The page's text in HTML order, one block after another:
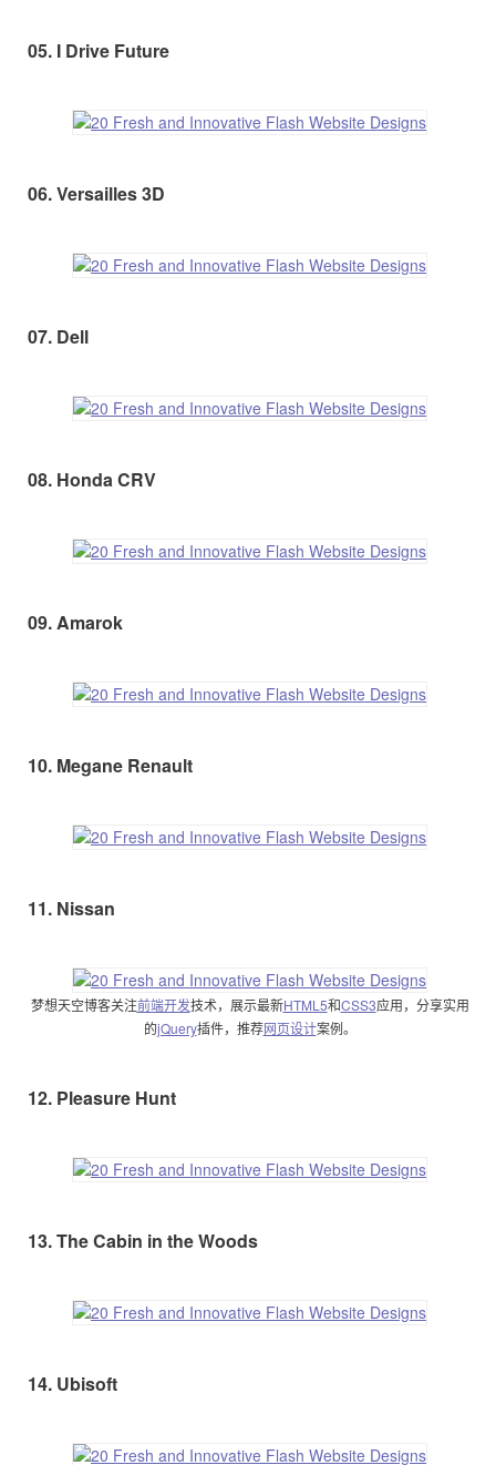
05. I Drive Future
06. Versailles 3D
07. Dell
08. Honda CRV
09. Amarok
10. Megane Renault
11. Nissan
梦想天空博客关注前端开发技术，展示最新HTML5和CSS3应用，分享实用
的jQuery插件，推荐网页设计案例。
12. Pleasure Hunt
13. The Cabin in the Woods
14. Ubisoft